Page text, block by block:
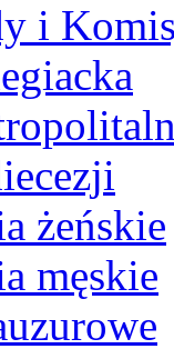
i
żeńskie
męskie